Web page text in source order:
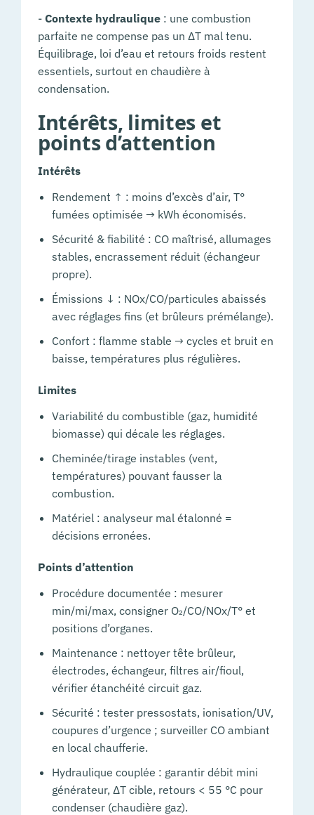
- Contexte hydraulique : une combustion
parfaite ne compense pas un ΔT mal tenu.
Équilibrage, loi d’eau et retours froids restent
essentiels, surtout en chaudière à
condensation.
Intérêts, limites et
points d’attention
Intérêts
Rendement ↑ : moins d’excès d’air, T°
fumées optimisée → kWh économisés.
Sécurité & fiabilité : CO maîtrisé, allumages
stables, encrassement réduit (échangeur
propre).
Émissions ↓ : NOx/CO/particules abaissés
avec réglages fins (et brûleurs prémélange).
Confort : flamme stable → cycles et bruit en
baisse, températures plus régulières.
Limites
Variabilité du combustible (gaz, humidité
biomasse) qui décale les réglages.
Cheminée/tirage instables (vent,
températures) pouvant fausser la
combustion.
Matériel : analyseur mal étalonné =
décisions erronées.
Points d’attention
Procédure documentée : mesurer
min/mi/max, consigner O₂/CO/NOx/T° et
positions d’organes.
Maintenance : nettoyer tête brûleur,
électrodes, échangeur, filtres air/fioul,
vérifier étanchéité circuit gaz.
Sécurité : tester pressostats, ionisation/UV,
coupures d’urgence ; surveiller CO ambiant
en local chaufferie.
Hydraulique couplée : garantir débit mini
générateur, ΔT cible, retours < 55 °C pour
condenser (chaudière gaz).